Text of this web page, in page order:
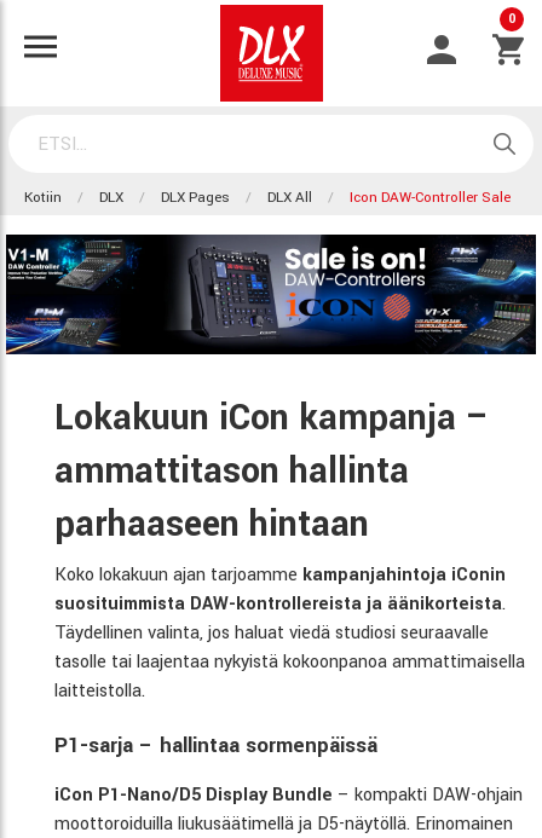
0
Kotiin DLX DLX Pages DLX All Icon DAW-Controller Sale
Lokakuun iCon kampanja –
ammattitason hallinta
parhaaseen hintaan
Koko lokakuun ajan tarjoamme kampanjahintoja iConin
suosituimmista DAW-kontrollereista ja äänikorteista.
Täydellinen valinta, jos haluat viedä studiosi seuraavalle
tasolle tai laajentaa nykyistä kokoonpanoa ammattimaisella
laitteistolla.
P1-sarja – hallintaa sormenpäissä
iCon P1-Nano/D5 Display Bundle – kompakti DAW-ohjain
moottoroiduilla liukusäätimellä ja D5-näytöllä. Erinomainen